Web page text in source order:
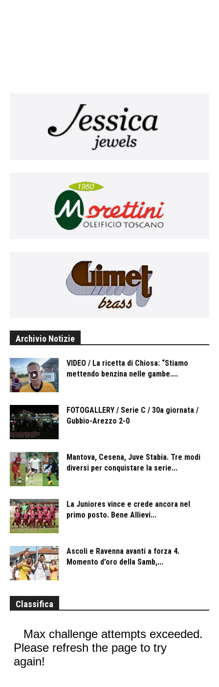
Archivio Notizie
VIDEO / La ricetta di Chiosa: “Stiamo
mettendo benzina nelle gambe....
FOTOGALLERY / Serie C / 30a giornata /
Gubbio-Arezzo 2-0
Mantova, Cesena, Juve Stabia. Tre modi
diversi per conquistare la serie...
La Juniores vince e crede ancora nel
primo posto. Bene Allievi...
Ascoli e Ravenna avanti a forza 4.
Momento d’oro della Samb,...
Classifica